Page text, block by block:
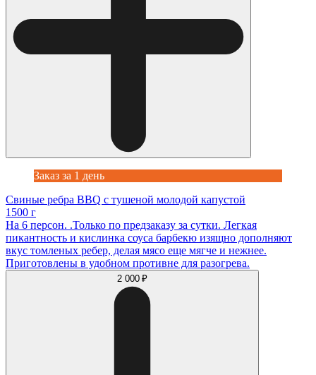
Заказ за 1 день
Свиные ребра BBQ с тушеной молодой капустой
1500 г
На 6 персон. .Только по предзаказу за сутки. Легкая
пикантность и кислинка соуса барбекю изящно дополняют
вкус томленых ребер, делая мясо еще мягче и нежнее.
Приготовлены в удобном противне для разогрева.
2 000 ₽